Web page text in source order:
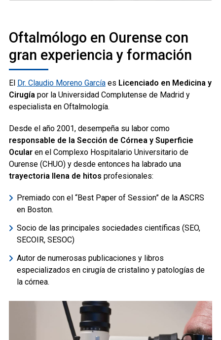
Oftalmólogo en Ourense con
gran experiencia y formación
El Dr. Claudio Moreno Garcíaes Licenciado en Medicina y
Cirugíapor la Universidad Complutense de Madrid y
especialista en Oftalmología.
Desde el año 2001, desempeña su labor como
responsable de la Sección de Córnea y Superficie
Ocularen el Complexo Hospitalario Universitario de
Ourense (CHUO) y desde entonces ha labrado una
trayectoria llena de hitos profesionales:
Premiado con el “Best Paper of Session” de la ASCRS
en Boston.
Socio de las principales sociedades científicas (SEO,
SECOIR, SESOC)
Autor de numerosas publicaciones y libros
especializados en cirugía de cristalino y patologías de
la córnea.